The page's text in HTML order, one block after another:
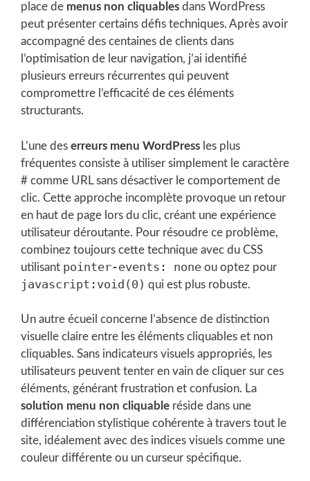
place de menus non cliquables dans WordPress
peut présenter certains défis techniques. Après avoir
accompagné des centaines de clients dans
l’optimisation de leur navigation, j’ai identifié
plusieurs erreurs récurrentes qui peuvent
compromettre l’efficacité de ces éléments
structurants.
L’une des erreurs menu WordPress les plus
fréquentes consiste à utiliser simplement le caractère
# comme URL sans désactiver le comportement de
clic. Cette approche incomplète provoque un retour
en haut de page lors du clic, créant une expérience
utilisateur déroutante. Pour résoudre ce problème,
combinez toujours cette technique avec du CSS
utilisant pointer-events: none ou optez pour
javascript:void(0) qui est plus robuste.
Un autre écueil concerne l’absence de distinction
visuelle claire entre les éléments cliquables et non
cliquables. Sans indicateurs visuels appropriés, les
utilisateurs peuvent tenter en vain de cliquer sur ces
éléments, générant frustration et confusion. La
solution menu non cliquable réside dans une
différenciation stylistique cohérente à travers tout le
site, idéalement avec des indices visuels comme une
couleur différente ou un curseur spécifique.